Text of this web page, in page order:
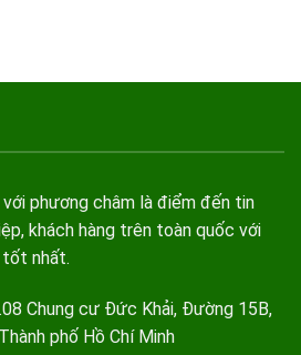
phương châm là điểm đến tin
khách hàng trên toàn quốc với
tốt nhất.
Chung cư Đức Khải, Đường 15B,
phố Hồ Chí Minh